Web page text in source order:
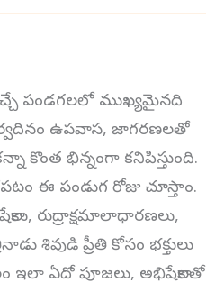
పండగలలో ముఖ్యమైనది
ఉపవాస, జాగరణలతో
కొంత భిన్నంగా కనిపిస్తుంది.
ఈ పండుగ రోజు చూస్తాం.
రుద్రాక్షమాలాధారణలు,
శివుడి ప్రీతి కోసం భక్తులు
ఇలా ఏదో పూజలు, అభిషేకాలతో